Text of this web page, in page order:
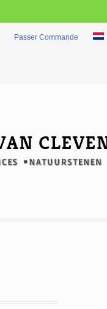
Passer Commande